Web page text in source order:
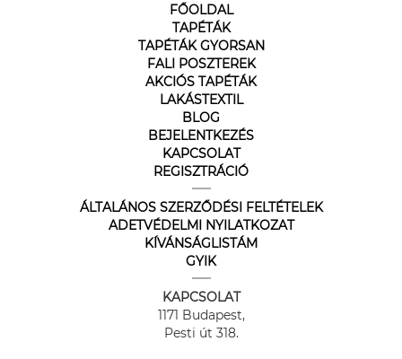
FŐOLDAL
TAPÉTÁK
TAPÉTÁK GYORSAN
FALI POSZTEREK
AKCIÓS TAPÉTÁK
LAKÁSTEXTIL
BLOG
BEJELENTKEZÉS
KAPCSOLAT
REGISZTRÁCIÓ
ÁLTALÁNOS SZERZŐDÉSI FELTÉTELEK
ADETVÉDELMI NYILATKOZAT
KÍVÁNSÁGLISTÁM
GYIK
KAPCSOLAT
1171 Budapest,
Pesti út 318.